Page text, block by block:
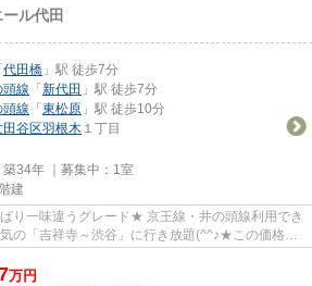
ル代田
代田橋 」駅 徒歩7分
線 「新代田 」駅 徒歩7分
線 「東松原 」駅 徒歩10分
田谷区羽根木 １丁目
34年 ｜募集中： 1室
建
り一味違うグレード★ 京王線・井の頭線利用でき
の「吉祥寺～渋谷」に行き放題(^^♪★この価格で
な...
万円